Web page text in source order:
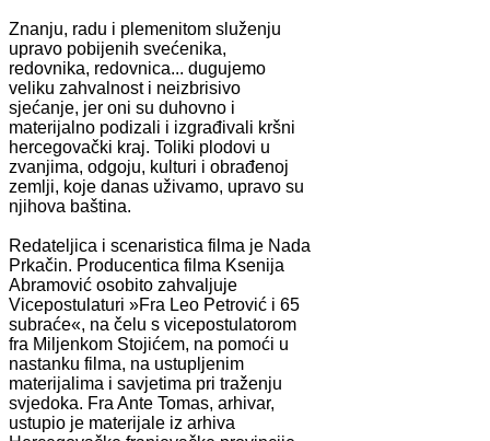
Znanju, radu i plemenitom služenju
upravo pobijenih svećenika,
redovnika, redovnica... dugujemo
veliku zahvalnost i neizbrisivo
sjećanje, jer oni su duhovno i
materijalno podizali i izgrađivali kršni
hercegovački kraj. Toliki plodovi u
zvanjima, odgoju, kulturi i obrađenoj
zemlji, koje danas uživamo, upravo su
njihova baština.
Redateljica i scenaristica filma je Nada
Prkačin. Producentica filma Ksenija
Abramović osobito zahvaljuje
Vicepostulaturi »Fra Leo Petrović i 65
subraće«, na čelu s vicepostulatorom
fra Miljenkom Stojićem, na pomoći u
nastanku filma, na ustupljenim
materijalima i savjetima pri traženju
svjedoka. Fra Ante Tomas, arhivar,
ustupio je materijale iz arhiva